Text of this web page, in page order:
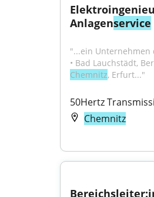
Anlagenservice
"...ein Unternehmen
Chemnitz, Erfurt..."
50Hertz
Chemnitz